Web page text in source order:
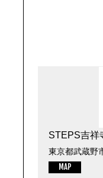
STEPS吉祥
東京都武蔵野
MAP